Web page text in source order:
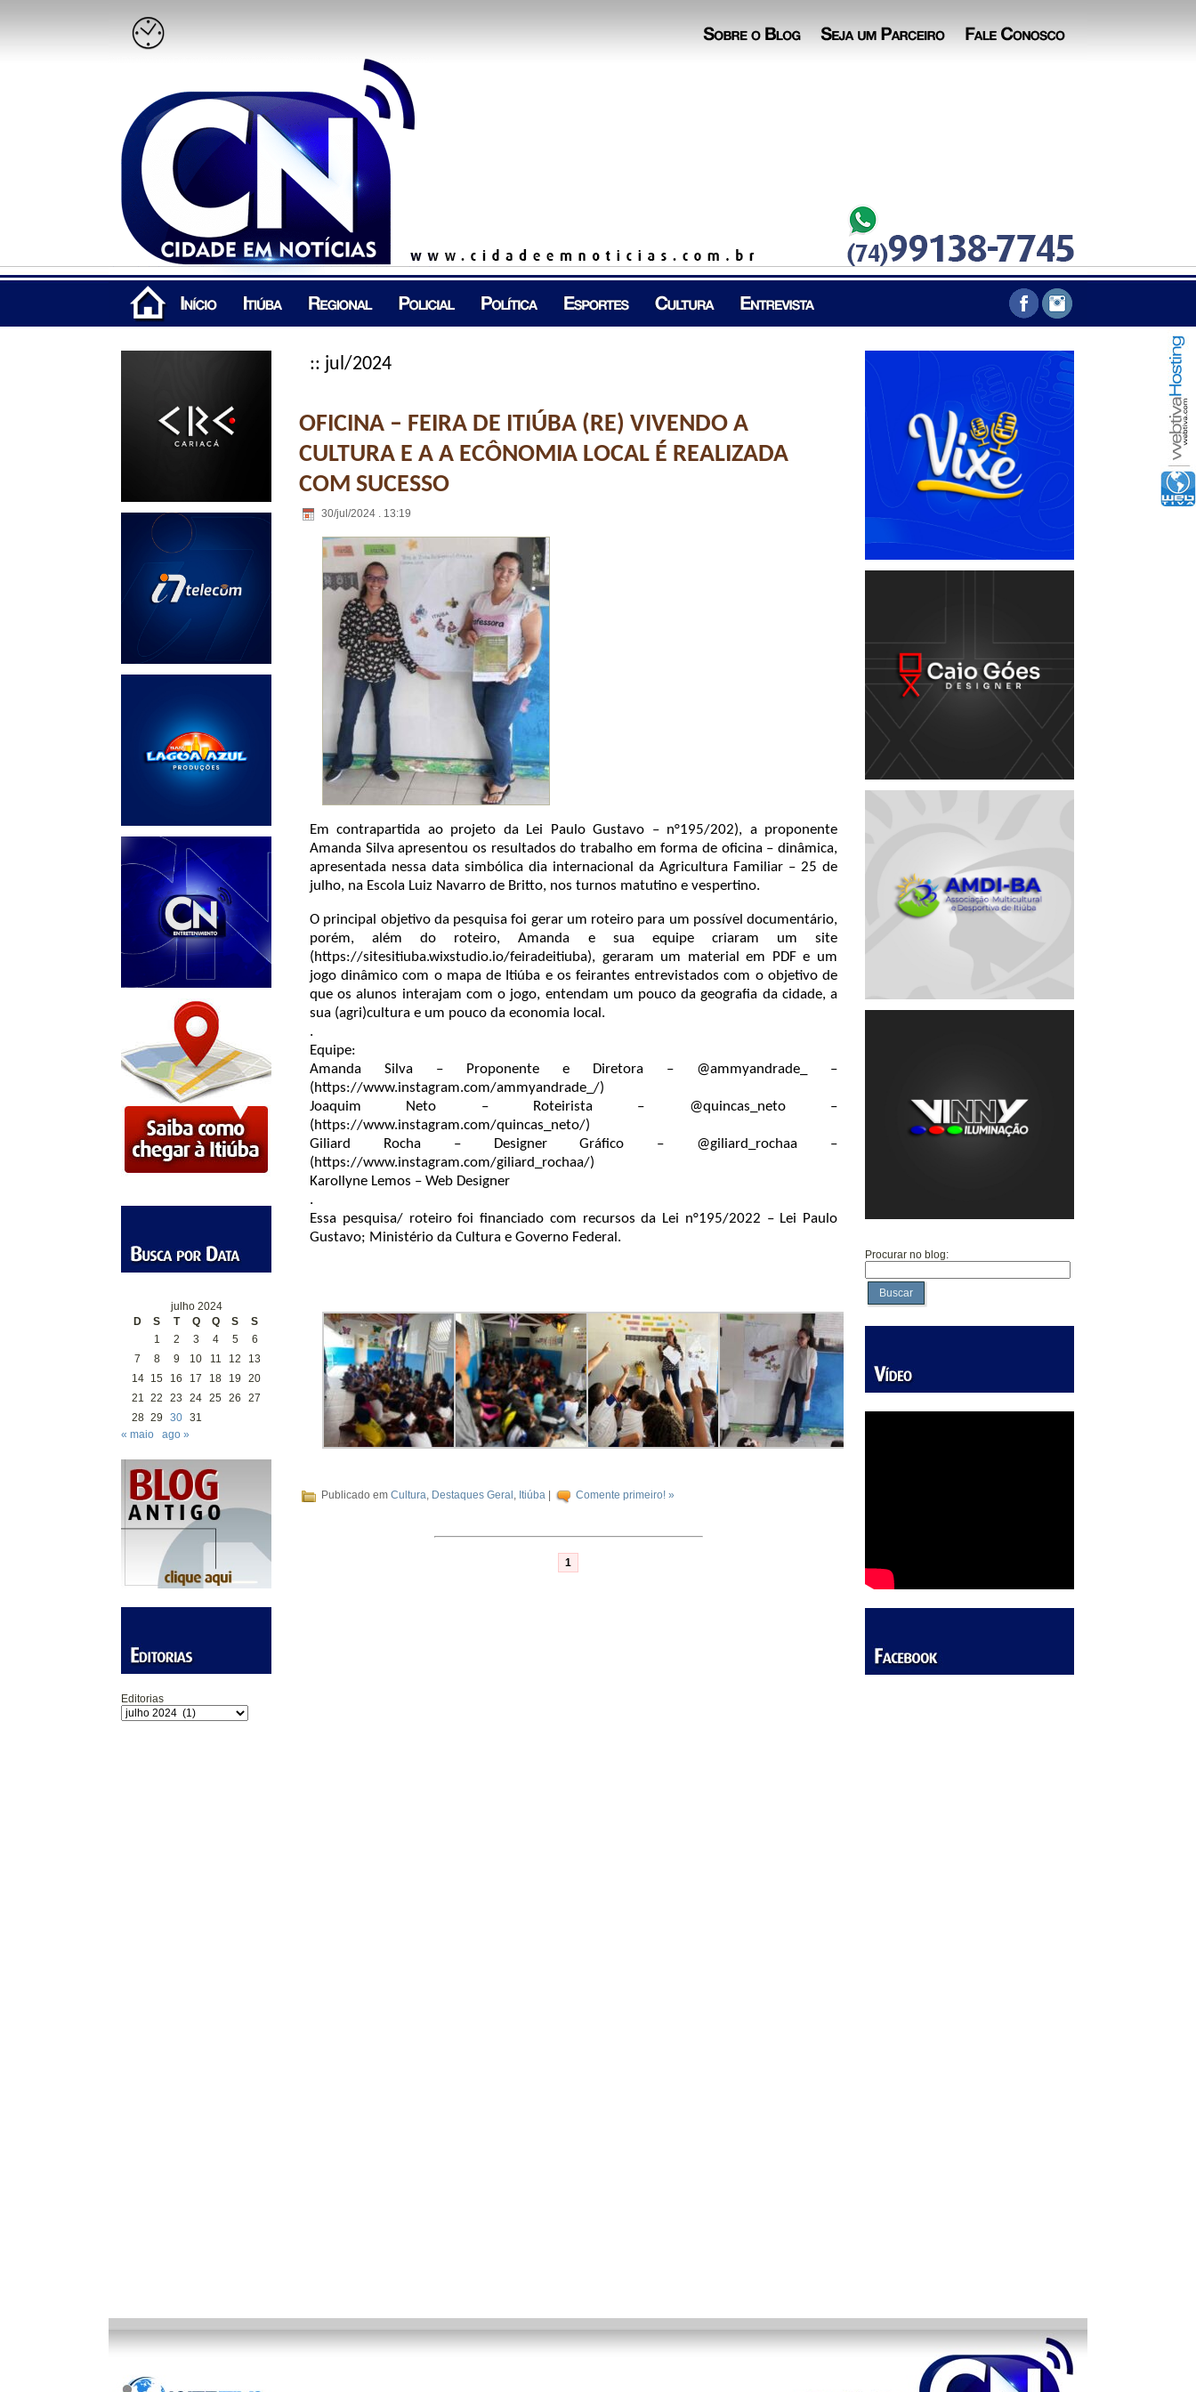
julho 2024
D
S T Q Q S
S
1
2 3 4 5
6
7
8 9 10 11 12
13
14
15 16 17 18 19
20
21 22 23 24 25 26
27
28 29 30 31
« maio
ago »
Editorias
:: jul/2024
OFICINA – FEIRA DE ITIÚBA (RE) VIVENDO A
CULTURA E A A ECÔNOMIA LOCAL É REALIZADA
COM SUCESSO
30/jul/2024 . 13:19
Em contrapartida ao projeto da Lei Paulo Gustavo – n°195/202), a proponente
Amanda Silva apresentou os resultados do trabalho em forma de oficina – dinâmica,
apresentada nessa data simbólica dia internacional da Agricultura Familiar – 25 de
julho, na Escola Luiz Navarro de Britto, nos turnos matutino e vespertino.
O principal objetivo da pesquisa foi gerar um roteiro para um possível documentário,
porém, além do roteiro, Amanda e sua equipe criaram um site
(https://sitesitiuba.wixstudio.io/feiradeitiuba), geraram um material em PDF e um
jogo dinâmico com o mapa de Itiúba e os feirantes entrevistados com o objetivo de
que os alunos interajam com o jogo, entendam um pouco da geografia da cidade, a
sua (agri)cultura e um pouco da economia local.
.
Equipe:
Amanda Silva – Proponente e Diretora – @ammyandrade_
–
(https://www.instagram.com/ammyandrade_/)
Joaquim Neto – Roteirista – @quincas_neto–
(https://www.instagram.com/quincas_neto/)
Giliard Rocha – Designer Gráfico – @giliard_rochaa –
(https://www.instagram.com/giliard_rochaa/)
Karollyne Lemos – Web Designer
.
Essa pesquisa/ roteiro foi financiado com recursos da Lei n°195/2022 – Lei Paulo
Gustavo; Ministério da Cultura e Governo Federal.
Publicado em Cultura, Destaques Geral , Itiúba Comente primeiro! »
1
Procurar no blog:
Buscar